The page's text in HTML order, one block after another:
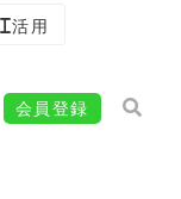
活用
会員登録